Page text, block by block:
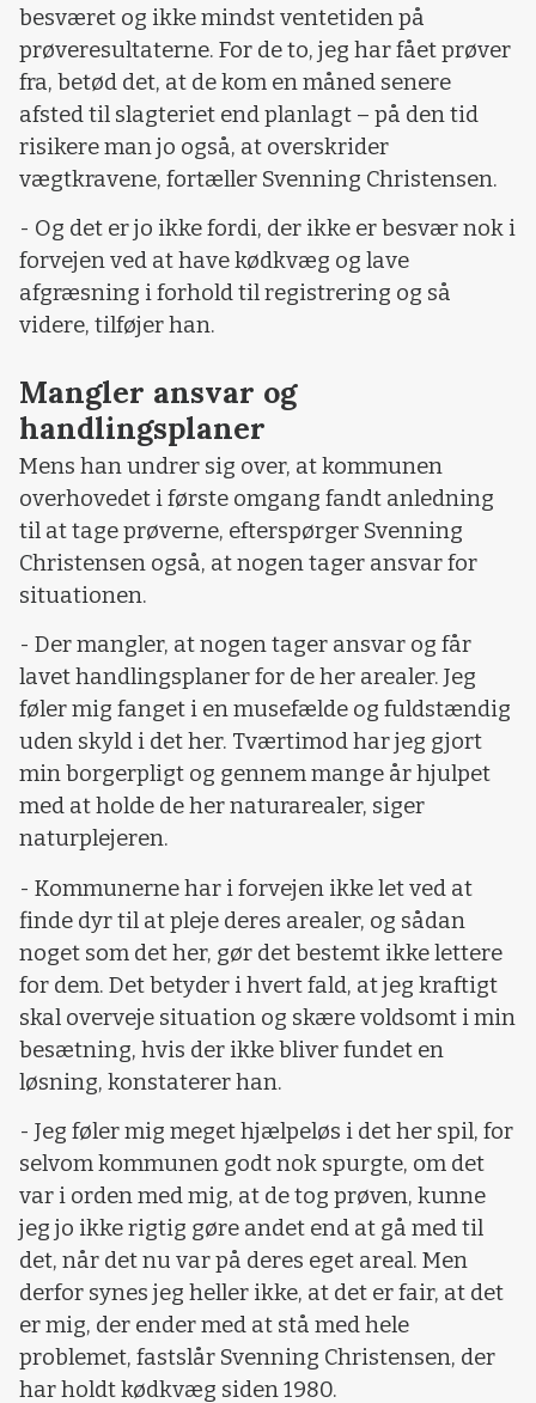
besværet og ikke mindst ventetiden på
prøveresultaterne. For de to, jeg har fået prøver
fra, betød det, at de kom en måned senere
afsted til slagteriet end planlagt – på den tid
risikere man jo også, at overskrider
vægtkravene, fortæller Svenning Christensen.
- Og det er jo ikke fordi, der ikke er besvær nok i
forvejen ved at have kødkvæg og lave
afgræsning i forhold til registrering og så
videre, tilføjer han.
Mangler ansvar og
handlingsplaner
Mens han undrer sig over, at kommunen
overhovedet i første omgang fandt anledning
til at tage prøverne, efterspørger Svenning
Christensen også, at nogen tager ansvar for
situationen.
- Der mangler, at nogen tager ansvar og får
lavet handlingsplaner for de her arealer. Jeg
føler mig fanget i en musefælde og fuldstændig
uden skyld i det her. Tværtimod har jeg gjort
min borgerpligt og gennem mange år hjulpet
med at holde de her naturarealer, siger
naturplejeren.
- Kommunerne har i forvejen ikke let ved at
finde dyr til at pleje deres arealer, og sådan
noget som det her, gør det bestemt ikke lettere
for dem. Det betyder i hvert fald, at jeg kraftigt
skal overveje situation og skære voldsomt i min
besætning, hvis der ikke bliver fundet en
løsning, konstaterer han.
- Jeg føler mig meget hjælpeløs i det her spil, for
selvom kommunen godt nok spurgte, om det
var i orden med mig, at de tog prøven, kunne
jeg jo ikke rigtig gøre andet end at gå med til
det, når det nu var på deres eget areal. Men
derfor synes jeg heller ikke, at det er fair, at det
er mig, der ender med at stå med hele
problemet, fastslår Svenning Christensen, der
har holdt kødkvæg siden 1980.